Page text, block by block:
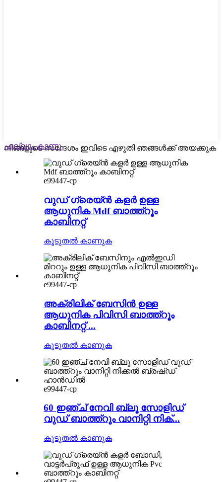
നിങ്ങളുടെ സന്ദേശം ഇവിടെ എഴുതി ഞങ്ങൾക്ക് അയക്കുക
എല്ലാം കാണൂ
e99447-cp
വുഡ് ഗ്രെയ്ൻ കളർ ഉള്ള
ആധുനിക Mdf ബാത്ത്റൂം
കാബിനറ്റ്
കൂടുതൽ കാണുക
e99447-cp
അക്രിലിക് ബേസിൻ ഉള്ള
ആധുനിക പിവിസി ബാത്ത്റൂം
കാബിനറ്റ് ...
കൂടുതൽ കാണുക
e99447-cp
60 ഇഞ്ച് നേവി ബ്ലൂ സോളിഡ്
വുഡ് ബാത്ത്റൂം വാനിറ്റി നിക്...
കൂടുതൽ കാണുക